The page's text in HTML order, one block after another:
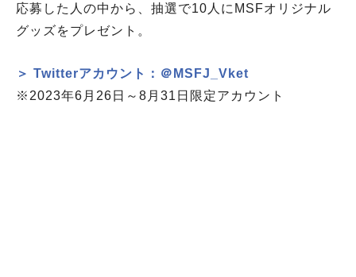
応募した人の中から、抽選で10人にMSFオリジナル
グッズをプレゼント。
＞ Twitterアカウント：＠MSFJ_Vket
※2023年6月26日～8月31日限定アカウント